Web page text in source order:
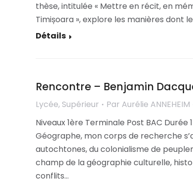
thèse, intitulée « Mettre en récit, en
Timișoara », explore les manières dont
Détails
Rencontre – Benjamin
Lycée, Supérieur Par Aurélie ANNEHEIM
Niveaux 1ère Terminale Post BAC
Géographe, mon corps de recherche
autochtones, du colonialisme de
champ de la géographie culturelle,
conflits…